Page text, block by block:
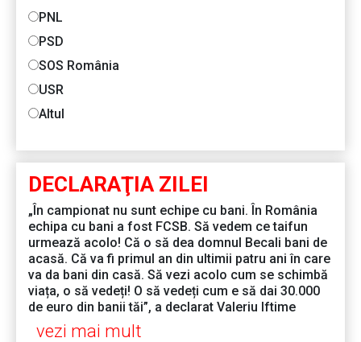
PNL
PSD
SOS România
USR
Altul
DECLARAŢIA ZILEI
„În campionat nu sunt echipe cu bani. În România
echipa cu bani a fost FCSB. Să vedem ce taifun
urmează acolo! Că o să dea domnul Becali bani de
acasă. Că va fi primul an din ultimii patru ani în care
va da bani din casă. Să vezi acolo cum se schimbă
viața, o să vedeți! O să vedeți cum e să dai 30.000
de euro din banii tăi”, a declarat Valeriu Iftime
vezi mai mult